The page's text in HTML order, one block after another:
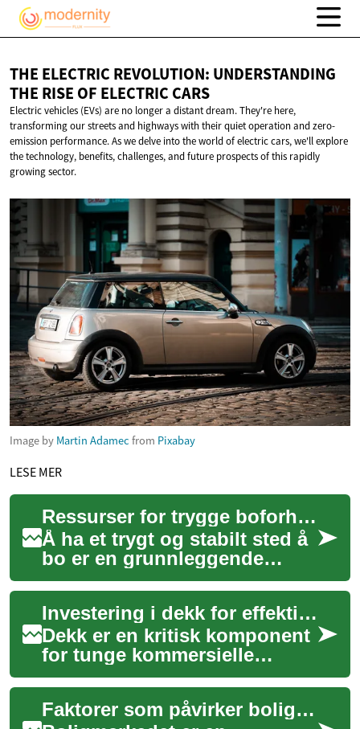
THE ELECTRIC REVOLUTION: UNDERSTANDING
THE RISE OF ELECTRIC CARS
Electric vehicles (EVs) are no longer a distant dream. They're here,
transforming our streets and highways with their quiet operation and zero-
emission performance. As we delve into the world of electric cars, we'll explore
the technology, benefits, challenges, and future prospects of this rapidly
growing sector.
Image by Martin Adamec from Pixabay
LESE MER
Ressurser for trygge boforhold
Å ha et trygt og stabilt sted å
bo er en grunnleggende
menneskerettighet og
avgjørende for
enkeltpersoners velvære og...
Investering i dekk for effektiv drivstofføkonomi
Dekk er en kritisk komponent
for tunge kommersielle
kjøretøy, og deres innvirkning
strekker seg langt utover bare
vei...
Faktorer som påvirker boligpriser internasjonalt